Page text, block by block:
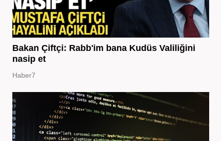
Bakan Çiftçi: Rabb'im bana Kudüs Valiliğini
nasip et
Haber7